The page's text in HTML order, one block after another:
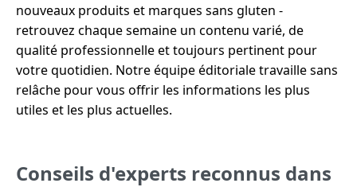
nouveaux produits et marques sans gluten -
retrouvez chaque semaine un contenu varié, de
qualité professionnelle et toujours pertinent pour
votre quotidien. Notre équipe éditoriale travaille sans
relâche pour vous offrir les informations les plus
utiles et les plus actuelles.
Conseils d'experts reconnus dans